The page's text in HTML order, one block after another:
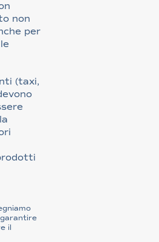
non
per
(taxi,
il